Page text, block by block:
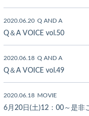
2020.06.20 Q AND A
Q＆A VOICE vol.50
2020.06.18 Q AND A
Q＆A VOICE vol.49
2020.06.18 MOVIE
6月20日(土)12：00～是非